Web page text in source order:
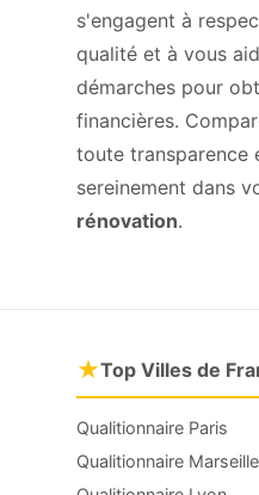
s'engagent à
qualité et à vous
démarches pour
financières.
toute transparence
sereinement dans
rénovation.
★Top Villes de
Qualitionnaire Paris
Qualitionnaire Marseille